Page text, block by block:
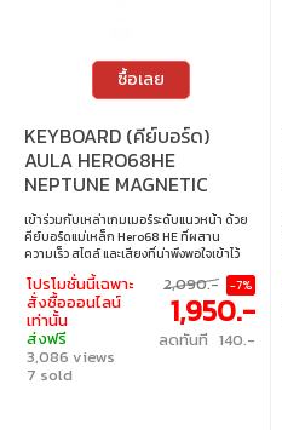
ซื้อเลย
KEYBOARD (คีย์บอร์ด)
AULA HERO68HE
NEPTUNE MAGNETIC
SWITCH RGB - GRADIENT
PURPLE
เข้าร่วมกับเหล่าเกมเมอร์ระดับแนวหน้า ด้วย
คีย์บอร์ดแม่เหล็ก Hero68 HE ที่ผสาน
ความเร็ว สไตล์ และเสียงที่น่าพึงพอใจเข้าไว้
ด้วยกัน ไม่เพียงแค่มีค่าความหน่วงเพียง 0.125
มิลลิวินาที ซึ่งเร็วกว่าเกือบ 10 เท่าเมื่อเทียบ
กับคีย์บอร์ดแมคคานิคทั่วไป Hero68 HE ยัง
มาพร้อมแผ่นโลหะและโครงสร้างลดเสียง
รบกวนถึง 5 ชั้น ซึ่งหาได้ยากในคีย์บอร์ดแม่
เหล็กทั่วไป ยกระดับจากเสียง “แคร่ก” ที่น่า
รำคาญของคีย์บอร์ดแม่เหล็กแบบเดิม สู่
โปรโมชั่นนี้เฉพาะ
สั่งซื้อออนไลน์
เท่านั้น
ส่งฟรี
3,086 views
7 sold
2,090.- -7%
1,950.-
ลดทันที 140.-